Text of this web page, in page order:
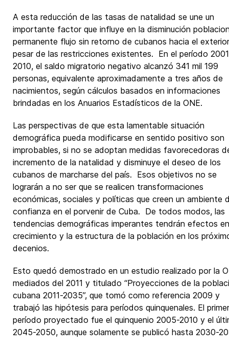
A esta reducción de las tasas de natalidad se une un
importante factor que influye en la disminución
permanente flujo sin retorno de cubanos hacia el
pesar de las restricciones existentes. En el período
2010, el saldo migratorio negativo alcanzó 341 mil 199
personas, equivalente aproximadamente a tres años de
nacimientos, según cálculos basados en informaciones
brindadas en los Anuarios Estadísticos de la ONE.
Las perspectivas de que esta lamentable situación
demográfica pueda modificarse en sentido positivo son
improbables, si no se adoptan medidas favorecedoras
incremento de la natalidad y disminuye el deseo de los
cubanos de marcharse del país. Esos objetivos no se
lograrán a no ser que se realicen transformaciones
económicas, sociales y políticas que creen un ambiente
confianza en el porvenir de Cuba. De todos modos, las
tendencias demográficas imperantes tendrán efectos
crecimiento y la estructura de la población en los
decenios.
Esto quedó demostrado en un estudio realizado por la
mediados del 2011 y titulado “Proyecciones de la
cubana 2011-2035”, que tomó como referencia 2009 y
trabajó las hipótesis para períodos quinquenales. El primer
período proyectado fue el quinquenio 2005-2010 y el
2045-2050, aunque solamente se publicó hasta 2030-